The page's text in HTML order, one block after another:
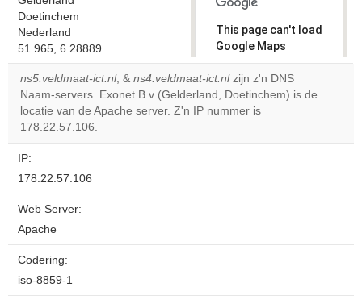
Doetinchem
Nederland
51.965, 6.28889
This page can't load
Google Maps
correctly.
Do you
own this
ns5.veldmaat-ict.nl, & ns4.veldmaat-ict.nlzijn z'n DNS
Naam-servers. Exonet B.v (Gelderland, Doetinchem) is de
locatie van de Apache server. Z'n IP nummer is
178.22.57.106.
IP:
178.22.57.106
Web Server:
Apache
Codering:
iso-8859-1